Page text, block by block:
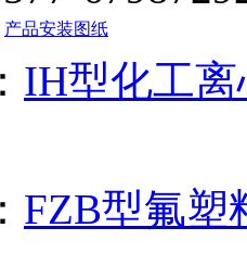
产品安装图纸
IH型化工
FZB型氟塑